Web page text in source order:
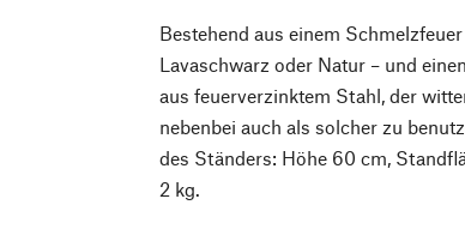
Bestehend aus einem
Lavaschwarz oder Natur – und
aus feuerverzinktem Stahl, der
nebenbei auch als solcher zu
des Ständers: Höhe 60 cm,
2 kg.